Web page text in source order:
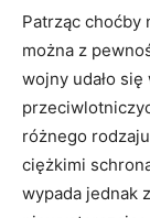
Patrząc choćby
można z
wojny udało
różnego
ciężkimi
wypada jednak